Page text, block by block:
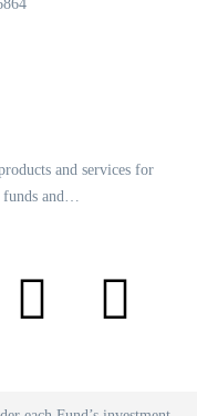
and services for
funds and…